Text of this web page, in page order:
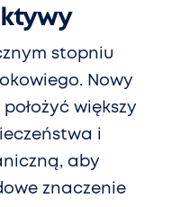
stopniu
Nowy
większy
i
aby
znaczenie